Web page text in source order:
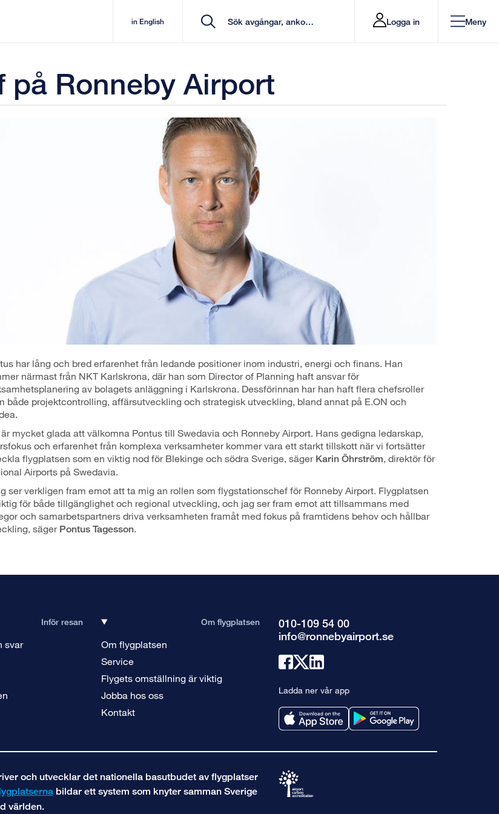
in English Logga in Meny
Ronneby Airport
har lång och bred erfarenhet från ledande positioner inom industri, energi och finans. Han
närmast från NKT Karlskrona, där han som Director of Planning haft ansvar för
av bolagets anläggning i Karlskrona. Dessförinnan har han haft flera chefsroller
både projektcontrolling, affärsutveckling och strategisk utveckling, bland annat på E.ON och
är mycket glada att välkomna Pontus till Swedavia och Ronneby Airport. Hans gedigna ledarskap,
och erfarenhet från komplexa verksamheter kommer vara ett starkt tillskott när vi fortsätter
flygplatsen som en viktig nod för Blekinge och södra Sverige, säger Karin Öhrström, direktör för
Airports på Swedavia.
ser verkligen fram emot att ta mig an rollen som flygstationschef för Ronneby Airport. Flygplatsen
för både tillgänglighet och regional utveckling, och jag ser fram emot att tillsammans med
och samarbetspartners driva verksamheten framåt med fokus på framtidens behov och hållbar
säger Pontus Tagesson.
Inför resan
svar
Om flygplatsen
Om flygplatsen
Service
Flygets omställning är viktig
Jobba hos oss
Kontakt
010-109 54 00
info@ronnebyairport.se
Länk
facebook
Länk
x
linkedin
Ladda ner vår app
och utvecklar det nationella basutbudet av flygplatser
bildar ett system som knyter samman Sverige
världen.